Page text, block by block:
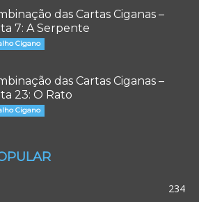
das Cartas Ciganas –
7: A Serpente
Cigano
das Cartas Ciganas –
23: O Rato
Cigano
234